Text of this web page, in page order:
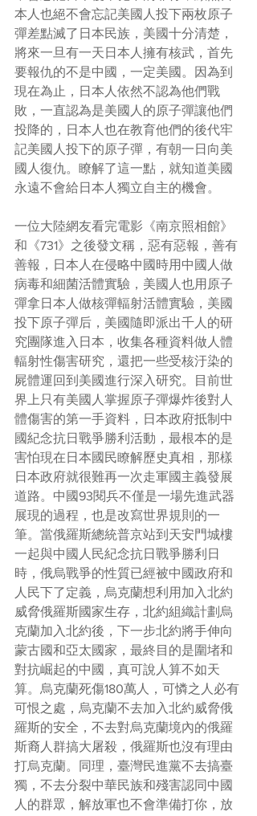
本人也絕不會忘記美國人投下兩枚原子
彈差點滅了日本民族，美國十分清楚，
將來一旦有一天日本人擁有核武，首先
要報仇的不是中國，一定美國。因為到
現在為止，日本人依然不認為他們戰
敗，一直認為是美國人的原子彈讓他們
投降的，日本人也在教育他們的後代牢
記美國人投下的原子彈，有朝一日向美
國人復仇。瞭解了這一點，就知道美國
永遠不會給日本人獨立自主的機會。
一位大陸網友看完電影《南京照相館》
和《731》之後發文稱，惡有惡報，善有
善報，日本人在侵略中國時用中國人做
病毒和細菌活體實驗，美國人也用原子
彈拿日本人做核彈輻射活體實驗，美國
投下原子彈后，美國隨即派出千人的研
究團隊進入日本，收集各種資料做人體
輻射性傷害研究，還把一些受核汙染的
屍體運回到美國進行深入研究。目前世
界上只有美國人掌握原子彈爆炸後對人
體傷害的第一手資料，日本政府抵制中
國紀念抗日戰爭勝利活動，最根本的是
害怕現在日本國民瞭解歷史真相，那樣
日本政府就很難再一次走軍國主義發展
道路。中國93閱兵不僅是一場先進武器
展現的過程，也是改寫世界規則的一
筆。當俄羅斯總統普京站到天安門城樓
一起與中國人民紀念抗日戰爭勝利日
時，俄烏戰爭的性質已經被中國政府和
人民下了定義，烏克蘭想利用加入北約
威脅俄羅斯國家生存，北約組織計劃烏
克蘭加入北約後，下一步北約將手伸向
蒙古國和亞太國家，最終目的是圍堵和
對抗崛起的中國，真可說人算不如天
算。烏克蘭死傷180萬人，可憐之人必有
可恨之處，烏克蘭不去加入北約威脅俄
羅斯的安全，不去對烏克蘭境內的俄羅
斯裔人群搞大屠殺，俄羅斯也沒有理由
打烏克蘭。同理，臺灣民進黨不去搞臺
獨，不去分裂中華民族和殘害認同中國
人的群眾，解放軍也不會準備打你，放